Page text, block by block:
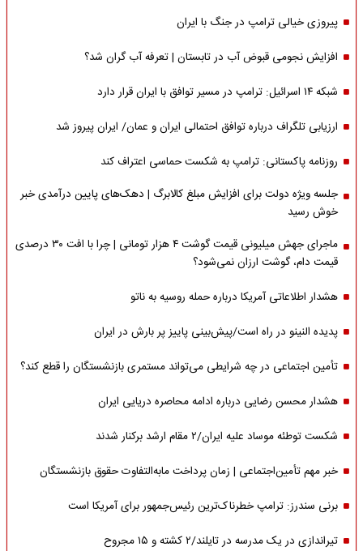
پیروزی خیالی ترامپ در جنگ با ایران
افزایش نجومی قبوض آب در تابستان | تعرفه آب گران شد؟
شبکه ۱۴ اسرائیل: ترامپ در مسیر توافق با ایران قرار دارد
ارزیابی تلگراف درباره توافق احتمالی ایران و عمان/ ایران پیروز شد
روزنامه پاکستانی: ترامپ به شکست حماسی اعتراف کند
جلسه ویژه دولت برای افزایش مبلغ کالابرگ | دهک‌های پایین درآمدی خبر
خوش رسید
ماجرای جهش میلیونی قیمت گوشت ۴ هزار تومانی | چرا با افت ۳۰ درصدی
قیمت دام، گوشت ارزان نمی‌شود؟
هشدار اطلاعاتی آمریکا درباره حمله روسیه به ناتو
پدیده النینو در راه است/پیش‌بینی پاییز پر بارش در ایران
تأمین اجتماعی در چه شرایطی می‌تواند مستمری بازنشستگان را قطع کند؟
هشدار محسن رضایی درباره ادامه محاصره دریایی ایران
شکست توطئه موساد علیه ایران/۲ مقام‌ ارشد برکنار شدند
خبر مهم تأمین‌اجتماعی | زمان پرداخت مابه‌التفاوت حقوق بازنشستگان
برنی سندرز: ترامپ خطرناک‌ترین رئیس‌جمهور برای آمریکا است
تیراندازی در یک مدرسه در تایلند/۲ کشته و ۱۵ مجروح